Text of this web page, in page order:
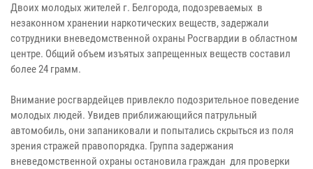
Двоих молодых жителей г. Белгорода, подозреваемых в
незаконном хранении наркотических веществ, задержали
сотрудники вневедомственной охраны Росгвардии в областном
центре. Общий объем изъятых запрещенных веществ составил
более 24 грамм.
Внимание росгвардейцев привлекло подозрительное поведение
молодых людей. Увидев приближающийся патрульный
автомобиль, они запаниковали и попытались скрыться из поля
зрения стражей правопорядка. Группа задержания
вневедомственной охраны остановила граждан для проверки